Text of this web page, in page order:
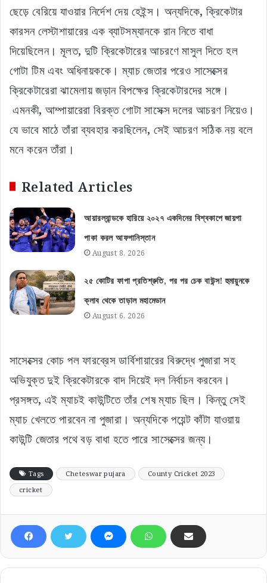
ছেড়ে বেরিয়ে যাওয়ার নির্দেশ দেয় হেইন্স। অন্যদিকে, ক্রিকেটার
কারসন লেস্টাশায়ারের এক ব্যাটসম্যানকে রান নিতে বাধা
দিয়েছিলেন। মূলত, দুটি ক্রিকেটারের আচরণে মাসুল দিতে হল
গোটা টিম এবং অধিনায়ককে। ম্যাচ জেতার পরেও সাসেক্সের
ক্রিকেটারেরা ঝামেলায় জড়ান বিপক্ষের ক্রিকেটারদের সঙ্গে।
এমনকী, আম্পায়ারেরা বিরক্ত গোটা সাসেক্স দলের আচরণ নিয়েও।
যে ভাবে মাঠে তাঁরা ব্যবহার করছিলেন, সেই আচরণ সঠিক নয় বলে
মনে করেন তাঁরা।
Related Articles
আয়ারল্যান্ডকে হারিয়ে ২০২৭ একদিনের বিশ্বকাপে জায়গা
পাকা করল আফগানিস্তান
August 8, 2026
২৫ কোটির ফাপা প্রতিশ্রুতি, পর পর চেক বাউন্স! হুমায়ুনকে
ক্লাব থেকে তাড়াল মহামেডান
August 6, 2026
সাসেক্সের কোচ পল ফারব্রেস ডার্বিশায়ারের বিরুদ্ধে পুজারা সহ
অভিযুক্ত দুই ক্রিকেটারকে বাদ দিয়েই দল নির্বাচন করবেন।
প্রসঙ্গত, এই ম্যাচই কাউন্টিতে তাঁর শেষ ম্যাচ ছিল। কিন্তু সেই
ম্যাচ খেলতে পারবেন না পুজারা। অন্যদিকে পয়েন্ট কাঁটা যাওয়ায়
কাউন্টি জেতার পথে বড় বাধা হতে পারে সাসেক্সের জন্য।
Tags Cheteswar pujara
County Cricket 2023
cricket